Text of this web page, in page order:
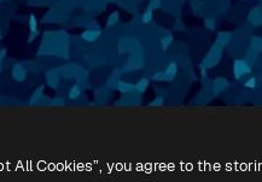
All Cookies”, you agree to the